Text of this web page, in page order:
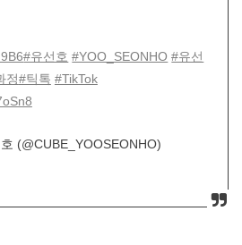
#유선호 #YOO_SEONHO #유선
정#틱톡 #TikTok
(@CUBE_YOOSEONHO)